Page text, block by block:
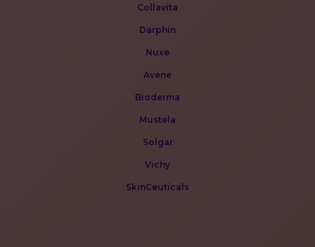
Collavita
Darphin
Nuxe
Avene
Bioderma
Mustela
Solgar
Vichy
SkinCeuticals